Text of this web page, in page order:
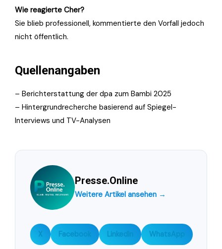
Wie reagierte Cher?
Sie blieb professionell, kommentierte den Vorfall jedoch
nicht öffentlich.
Quellenangaben
– Berichterstattung der dpa zum Bambi 2025
– Hintergrundrecherche basierend auf Spiegel-
Interviews und TV-Analysen
Presse.Online
Weitere Artikel ansehen →
X Facebook LinkedIn WhatsApp